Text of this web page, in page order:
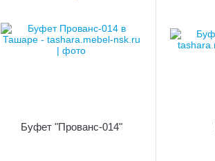
Буфет "Прованс-014"